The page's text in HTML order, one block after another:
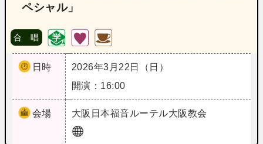
ペシャル」
合 唱
日時
2026年3月22日（日）
開演：16:00
会場 大阪 日本福音ルーテル大阪教会